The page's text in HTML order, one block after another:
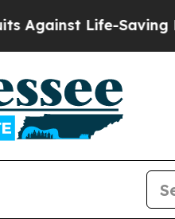
Life-Saving Policies